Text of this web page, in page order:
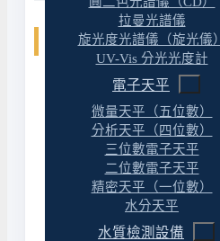
拉曼光譜儀
旋光度光譜儀（旋光儀）
UV-Vis 分光光度計
電子天平
微量天平（五位數）
分析天平（四位數）
三位數電子天平
二位數電子天平
精密天平（一位數）
水分天平
水質檢測設備
相關文章